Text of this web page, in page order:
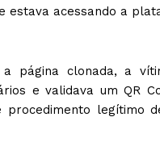
estava acessando a
página clonada, a
e validava um QR
legítimo